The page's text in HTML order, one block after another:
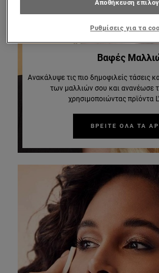
Βαφές
Ανακάλυψε τις πιο δημοφιλείς τάσεις
των μαλλιών σου και ανανέωσε
χρησιμοποιώντας πρϊόντα
ΒΡΕΙΤΕ ΟΛΑ ΤΑ
Αποθήκευση
Ρυθμίσεις για τα